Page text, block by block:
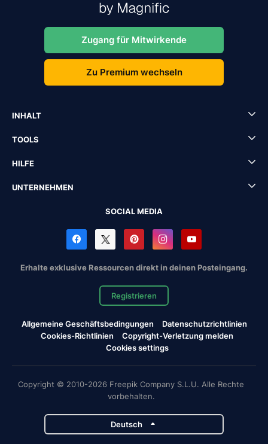
Zugang für Mitwirkende
Zu Premium wechseln
INHALT
TOOLS
HILFE
UNTERNEHMEN
SOCIAL MEDIA
Erhalte exklusive Ressourcen direkt in deinen Posteingang.
Registrieren
Allgemeine Geschäftsbedingungen
Datenschutzrichtlinien
Cookies-Richtlinien
Copyright-Verletzung melden
Cookies settings
Copyright © 2010-2026 Freepik Company S.L.U. Alle Rechte
vorbehalten.
Deutsch